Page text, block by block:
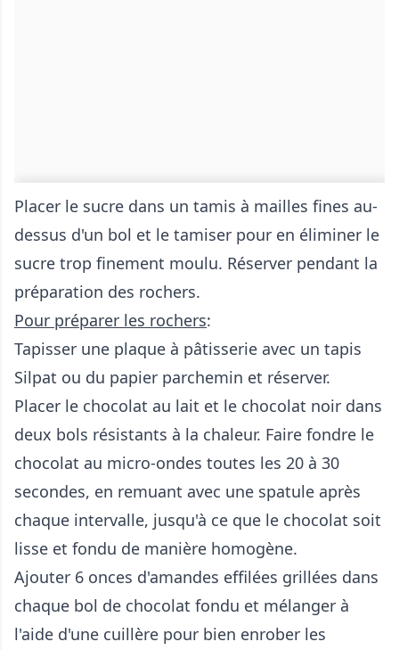
Placer le sucre dans un tamis à mailles fines au-
dessus d'un bol et le tamiser pour en éliminer le
sucre trop finement moulu. Réserver pendant la
préparation des rochers.
Pour préparer les rochers:
Tapisser une plaque à pâtisserie avec un tapis
Silpat ou du papier parchemin et réserver.
Placer le chocolat au lait et le chocolat noir dans
deux bols résistants à la chaleur. Faire fondre le
chocolat au micro-ondes toutes les 20 à 30
secondes, en remuant avec une spatule après
chaque intervalle, jusqu'à ce que le chocolat soit
lisse et fondu de manière homogène.
Ajouter 6 onces d'amandes effilées grillées dans
chaque bol de chocolat fondu et mélanger à
l'aide d'une cuillère pour bien enrober les